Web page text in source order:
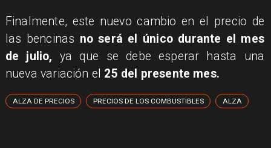
Finalmente, este nuevo cambio en el precio de
las bencinas no será el único durante el mes
de julio, ya que se debe esperar hasta una
nueva variación el 25 del presente mes.
ALZA DE PRECIOS PRECIOS DE LOS COMBUSTIBLES ALZA